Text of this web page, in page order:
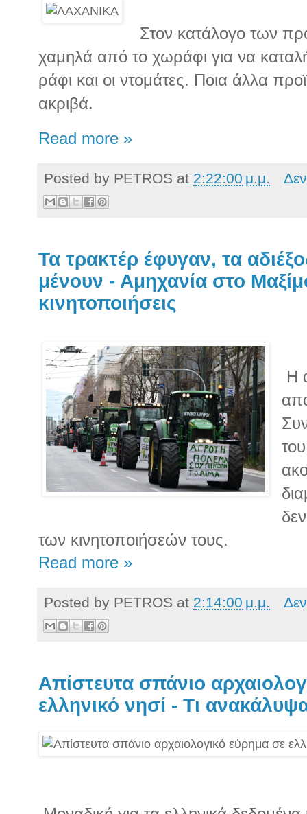
Στον κατάλογο των
χαμηλά από το χωράφι για να
ράφι και οι ντομάτες. Ποια άλλα
ακριβά.
Read more »
Posted by PETROS at 2:22:00 μ.μ.
Τα τρακτέρ έφυγαν, τα
μένουν - Αμηχανία στο
κινητοποιήσεις
Η
των κινητοποιήσεών τους.
Read more »
Posted by PETROS at 2:14:00 μ.μ.
Απίστευτα σπάνιο
ελληνικό νησί - Τι